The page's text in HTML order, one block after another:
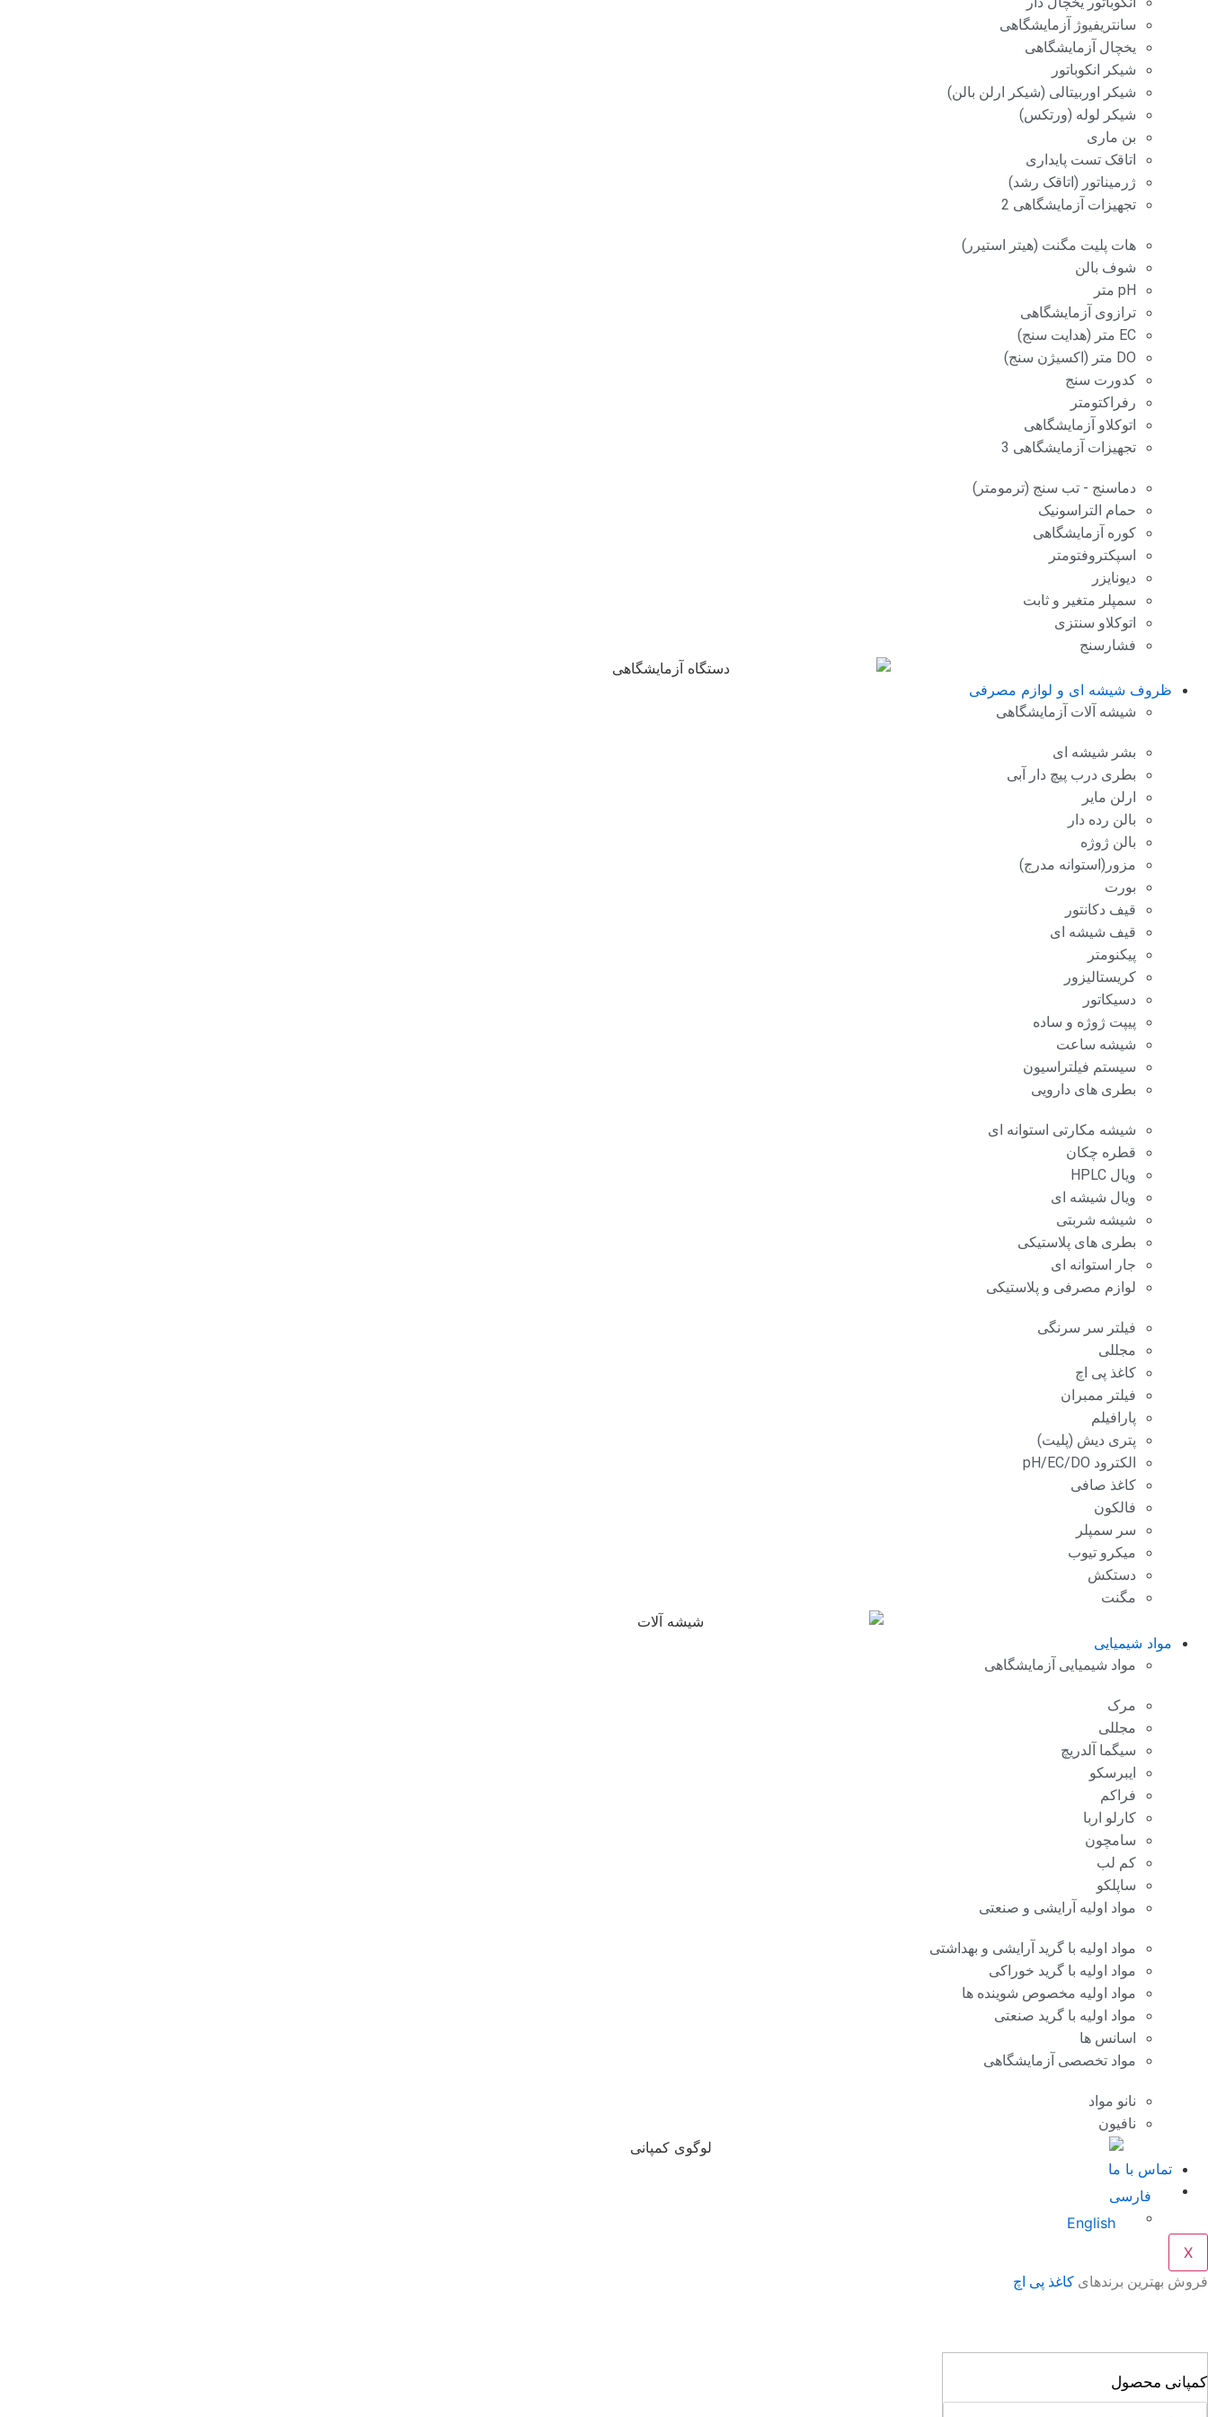
سانتریفیوژ آزمایشگاهی
یخچال آزمایشگاهی
شیکر انکوباتور
شیکر اوربیتالی (شیکر ارلن بالن)
شیکر لوله (ورتکس)
بن ماری
اتاقک تست پایداری
ژرمیناتور (اتاقک رشد)
تجهیزات آزمایشگاهی 2
هات پلیت مگنت (هیتر استیرر)
شوف بالن
pH متر
ترازوی آزمایشگاهی
EC متر (هدایت سنج)
DO متر (اکسیژن سنج)
کدورت سنج
رفراکتومتر
اتوکلاو آزمایشگاهی
تجهیزات آزمایشگاهی 3
دماسنج - تب سنج (ترمومتر)
حمام التراسونیک
کوره آزمایشگاهی
اسپکتروفتومتر
دیونایزر
سمپلر متغیر و ثابت
اتوکلاو سنتزی
فشارسنج
ظروف شیشه ای و لوازم مصرفی
شیشه آلات آزمایشگاهی
بشر شیشه ای
بطری درب پیچ دار آبی
ارلن مایر
بالن رده دار
بالن ژوژه
مزور(استوانه مدرج)
بورت
قیف دکانتور
قیف شیشه ای
پیکنومتر
کریستالیزور
دسیکاتور
پیپت ژوژه و ساده
شیشه ساعت
سیستم فیلتراسیون
بطری های دارویی
شیشه مکارتی استوانه ای
قطره چکان
ویال HPLC
ویال شیشه ای
شیشه شربتی
بطری های پلاستیکی
جار استوانه ای
لوازم مصرفی و پلاستیکی
فیلتر سر سرنگی
مجللی
کاغذ پی اچ
فیلتر ممبران
پارافیلم
پتری دیش (پلیت)
الکترود pH/EC/DO
کاغذ صافی
فالکون
سر سمپلر
میکرو تیوب
دستکش
مگنت
مواد شیمیایی
مواد شیمیایی آزمایشگاهی
مرک
مجللی
سیگما آلدریچ
ایبرسکو
فراکم
کارلو اربا
سامچون
کم لب
ساپلکو
مواد اولیه آرایشی و صنعتی
مواد اولیه با گرید آرایشی و بهداشتی
مواد اولیه با گرید خوراکی
مواد اولیه مخصوص شوینده ها
مواد اولیه با گرید صنعتی
اسانس ها
مواد تخصصی آزمایشگاهی
نانو مواد
نافیون
تماس با ما
فارسی
English
X
فروش بهترین برندهای کاغذ پی اچ
کمپانی محصول